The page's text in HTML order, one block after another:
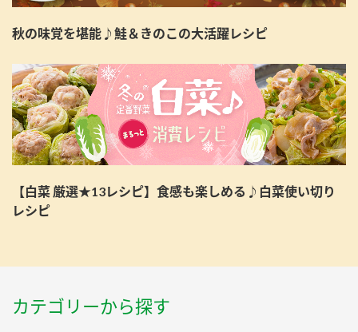
秋の味覚を堪能♪鮭＆きのこの大活躍レシピ
【白菜 厳選★13レシピ】食感も楽しめる♪白菜使い切り
レシピ
カテゴリーから探す